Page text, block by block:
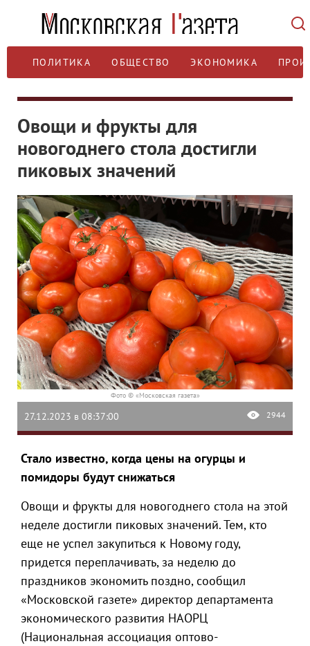
ПОЛИТИКА ОБЩЕСТВО ЭКОНОМИКА
Овощи и фрукты для
новогоднего стола достигли
пиковых значений
Фото © «Московская газета»
27.12.2023 в 08:37:00 2944
Стало известно, когда цены на огурцы и
помидоры будут снижаться
Овощи и фрукты для новогоднего стола на этой
неделе достигли пиковых значений. Тем, кто
еще не успел закупиться к Новому году,
придется переплачивать, за неделю до
праздников экономить поздно, сообщил
«Московской газете» директор департамента
экономического развития НАОРЦ
(Национальная ассоциация оптово-